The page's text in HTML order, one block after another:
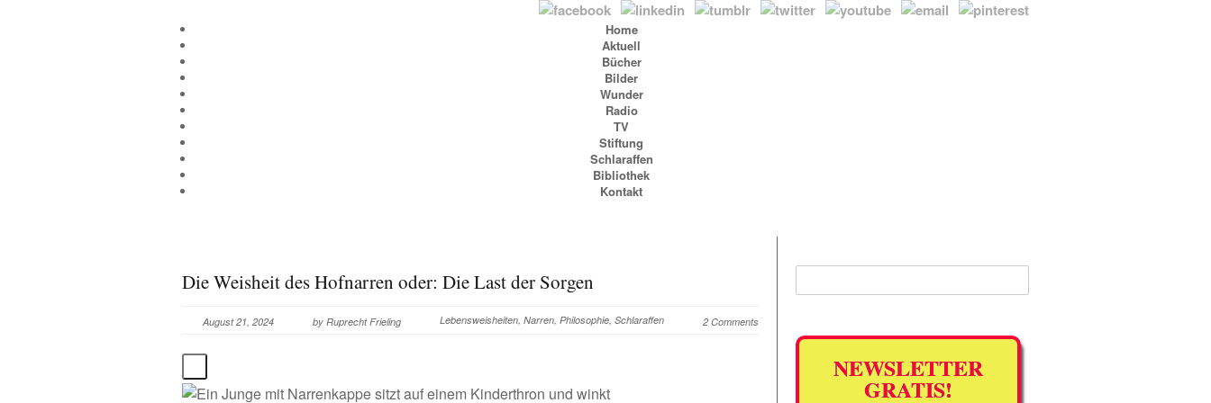
Home
Aktuell
Bücher
Bilder
Wunder
Radio
TV
Stiftung
Schlaraffen
Bibliothek
Kontakt
Die Weisheit des Hofnarren oder: Die Last der Sorgen
August 21, 2024 by Ruprecht Frieling Lebensweisheiten, Narren, Philosophie, Schlaraffen 2 Comments
NEWSLETTER
GRATIS!